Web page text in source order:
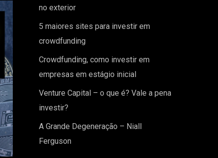
no exterior
5 maiores sites para investir em
crowdfunding
Crowdfunding, como investir em
empresas em estágio inicial
Venture Capital – o que é? Vale a pena
investir?
A Grande Degeneração – Niall
Ferguson